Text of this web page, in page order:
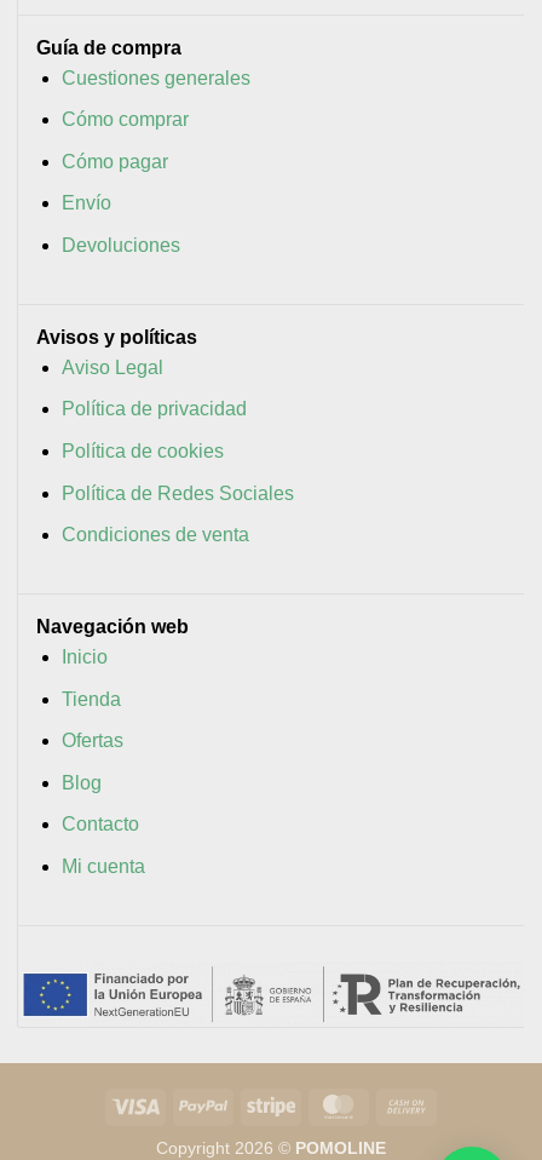
Guía de compra
Cuestiones generales
Cómo comprar
Cómo pagar
Envío
Devoluciones
Avisos y políticas
Aviso Legal
Política de privacidad
Política de cookies
Política de Redes Sociales
Condiciones de venta
Navegación web
Inicio
Tienda
Ofertas
Blog
Contacto
Mi cuenta
Visa PayPal Stripe MasterCard
Copyright 2026 © POMOLINE